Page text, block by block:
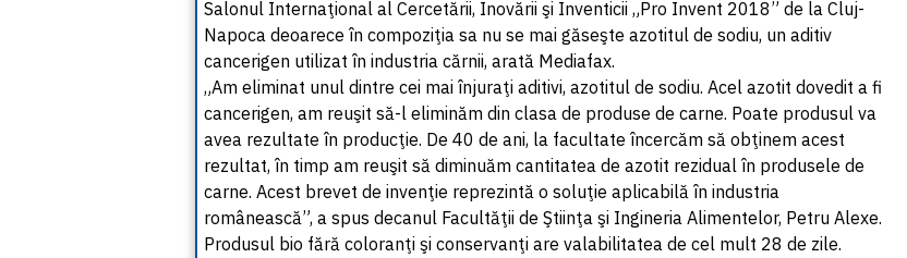
1 RUB= 0.0530 RON
1 SEK= 0.4526 RON
1 TRY
1 UAH= 0.1048 RON
1 XDR= 5.9383 RON
1 ZAR= 0.2318 RON
Salonul Internaţional al Cercetării, Inovării şi Inventicii „Pro Invent 2018” de la Cluj-
Napoca deoarece în compoziţia sa nu se mai găseşte azotitul de sodiu, un aditiv
cancerigen utilizat în industria cărnii, arată Mediafax.
„Am eliminat unul dintre cei mai înjuraţi aditivi, azotitul de sodiu. Acel azotit dovedit a fi
cancerigen, am reuşit să-l eliminăm din clasa de produse de carne. Poate produsul va
avea rezultate în producţie. De 40 de ani, la facultate încercăm să obţinem acest
rezultat, în timp am reuşit să diminuăm cantitatea de azotit rezidual în produsele de
carne. Acest brevet de invenţie reprezintă o soluţie aplicabilă în industria
românească”, a spus decanul Facultăţii de Ştiinţa şi Ingineria Alimentelor, Petru Alexe.
Produsul bio fără coloranţi şi conservanţi are valabilitatea de cel mult 28 de zile.